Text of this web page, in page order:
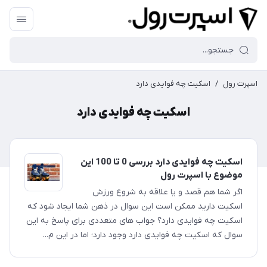
اسپرت رول / اسکیت چه فوایدی دارد
اسکیت چه فوایدی دارد
اسکیت چه فوایدی دارد بررسی 0 تا 100 این
موضوع با اسپرت رول
اگر شما هم قصد و یا علاقه به شروع ورزش
اسکیت دارید ممکن است این سوال در ذهن شما ایجاد شود که
اسکیت چه فوایدی دارد؟ جواب های متعددی برای پاسخ به این
سوال که اسکیت چه فوایدی دارد وجود دارد؛ اما در این م...